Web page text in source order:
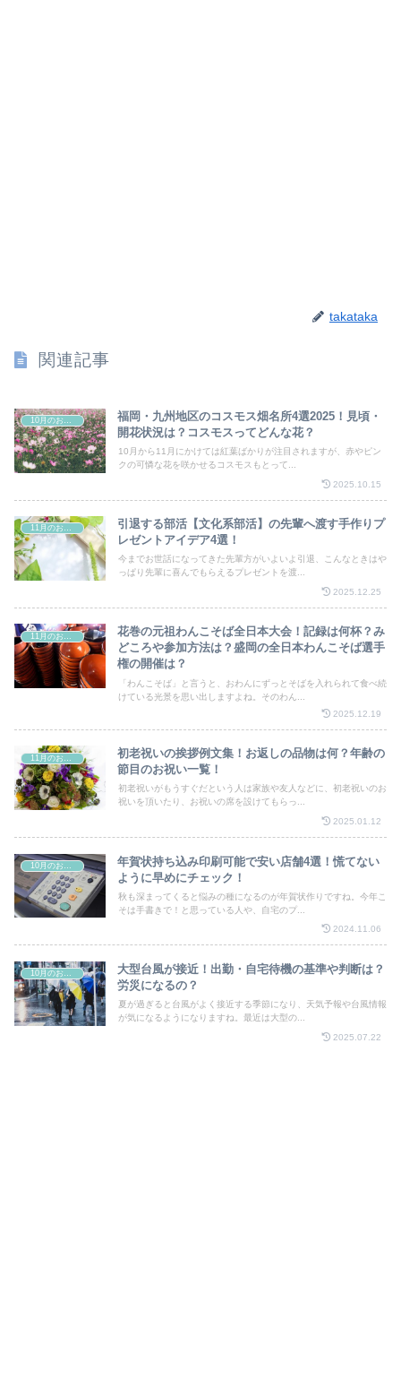
takataka
関連記事
10月のお祭り
福岡・九州地区のコスモス畑名所4選2025！見頃・
開花状況は？コスモスってどんな花？
10月から11月にかけては紅葉ばかりが注目されますが、赤やピン
クの可憐な花を咲かせるコスモスもとって...
2025.10.15
11月のお祭り
引退する部活【文化系部活】の先輩へ渡す手作りプ
レゼントアイデア4選！
今までお世話になってきた先輩方がいよいよ引退、こんなときはや
っぱり先輩に喜んでもらえるプレゼントを渡...
2025.12.25
花巻の元祖わんこそば全日本大会！記録は何杯？み
どころや参加方法は？盛岡の全日本わんこそば選手
権の開催は？
「わんこそば」と言うと、おわんにずっとそばを入れられて食べ続
けている光景を思い出しますよね。そのわん...
2025.12.19
初老祝いの挨拶例文集！お返しの品物は何？年齢の
節目のお祝い一覧！
初老祝いがもうすぐだという人は家族や友人などに、初老祝いのお
祝いを頂いたり、お祝いの席を設けてもらっ...
2025.01.12
年賀状持ち込み印刷可能で安い店舗4選！慌てない
ように早めにチェック！
秋も深まってくると悩みの種になるのが年賀状作りですね。今年こ
そは手書きで！と思っている人や、自宅のプ...
2024.11.06
10月のお祭り
大型台風が接近！出勤・自宅待機の基準や判断は？
労災になるの？
夏が過ぎると台風がよく接近する季節になり、天気予報や台風情報
が気になるようになりますね。最近は大型の...
2025.07.22